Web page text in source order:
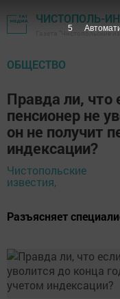
ЧИСТОПОЛЬ-
Газета "Чистопольские
ОБЩЕСТВО
Правда ли,
пенсионер не
он не получит
индексации?
Чистопольские
известия,
Разъясняет
4